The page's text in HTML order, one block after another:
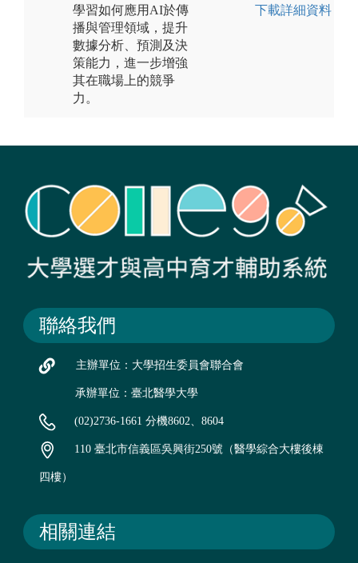
學習如何應用AI於傳
播與管理領域，提升
數據分析、預測及決
策能力，進一步增強
其在職場上的競爭
力。
下載詳細資料
聯絡我們
主辦單位：大學招生委員會聯合會
承辦單位：臺北醫學大學
(02)2736-1661 分機8602、8604
110 臺北市信義區吳興街250號（醫學綜合大樓後棟
四樓）
相關連結